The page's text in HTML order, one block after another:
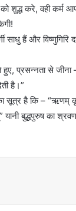
शुद्ध करे, वही कर्म
साधु हैं और विष्णुगिरि
हुए, प्रसन्नता से
है।”
सूत्र है कि –
बुद्धपुरुष का